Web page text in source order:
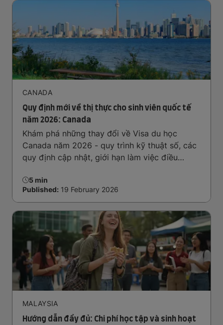
CANADA
Quy định mới về thị thực cho sinh viên quốc tế
năm 2026: Canada
Khám phá những thay đổi về Visa du học
Canada năm 2026 - quy trình kỹ thuật số, các
quy định cập nhật, giới hạn làm việc điều
thuộc để lên kế hoạch hành trình du học một
cách tự tin.
5 min
Published: 19 February 2026
MALAYSIA
Hướng dẫn đầy đủ: Chi phí học tập và sinh hoạt